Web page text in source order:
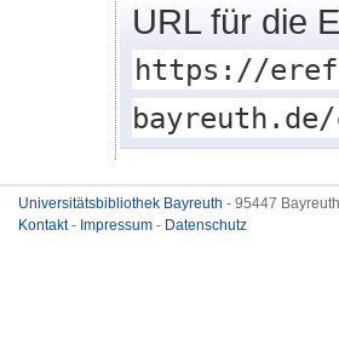
URL für die
https://
Universitätsbibliothek Bayreuth - 95447
Kontakt- Impressum - Datenschutz